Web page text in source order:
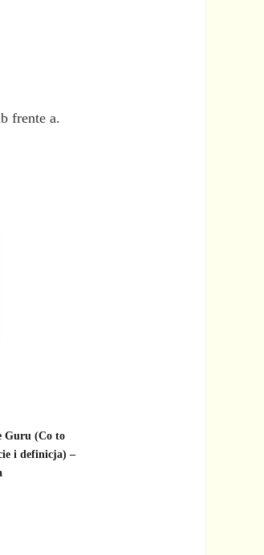
frente a.
Guru (Co to
i definicja) –